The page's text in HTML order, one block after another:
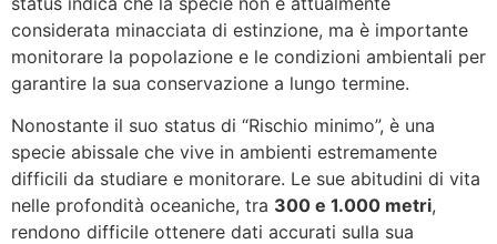
considerata minacciata di estinzione, ma è importante
monitorare la popolazione e le condizioni ambientali per
garantire la sua conservazione a lungo termine.
Nonostante il suo status di “Rischio minimo”, è una
specie abissale che vive in ambienti estremamente
difficili da studiare e monitorare. Le sue abitudini di vita
nelle profondità oceaniche, tra 300 e 1.000 metri,
rendono difficile ottenere dati accurati sulla sua